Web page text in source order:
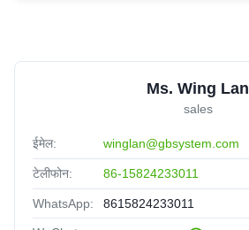
Ms. Wing Lan
sales
ईमेल: winglan@gbsystem.com
टेलीफोन: 86-15824233011
WhatsApp: 8615824233011